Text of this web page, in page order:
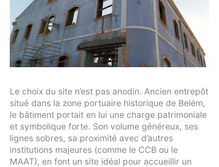
Le choix du site n’est pas anodin. Ancien entrepôt
situé dans la zone portuaire historique de Belém,
le bâtiment portait en lui une charge patrimoniale
et symbolique forte. Son volume généreux, ses
lignes sobres, sa proximité avec d’autres
institutions majeures (comme le CCB ou le
MAAT), en font un site idéal pour accueillir un